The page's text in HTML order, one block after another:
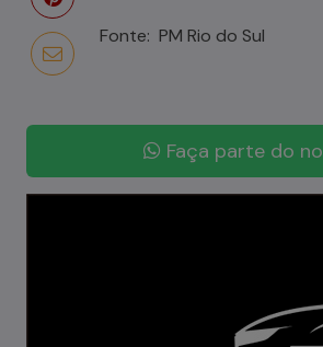
Fonte: PM Rio do Sul
Faça parte do